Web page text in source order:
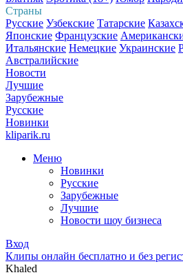
Страны
Русские Узбекские Татарские
Японские Французские
Итальянские Немецкие Украинские
Австралийские
Новости
Лучшие
Зарубежные
Русские
Новинки
kliparik.ru
Меню
Новинки
Русские
Зарубежные
Лучшие
Новости шоу бизнеса
Вход
Клипы онлайн бесплатно и без
Khaled